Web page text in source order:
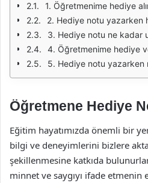
1. Öğretmenime hediye
2. Hediye notu yazarken
3. Hediye notu ne kadar
4. Öğretmenime hediye
5. Hediye notu yazarken
Öğretmene Hediye
Eğitim hayatımızda önemli bir
bilgi ve deneyimlerini bizlere
şekillenmesine katkıda
minnet ve saygıyı ifade etmenin